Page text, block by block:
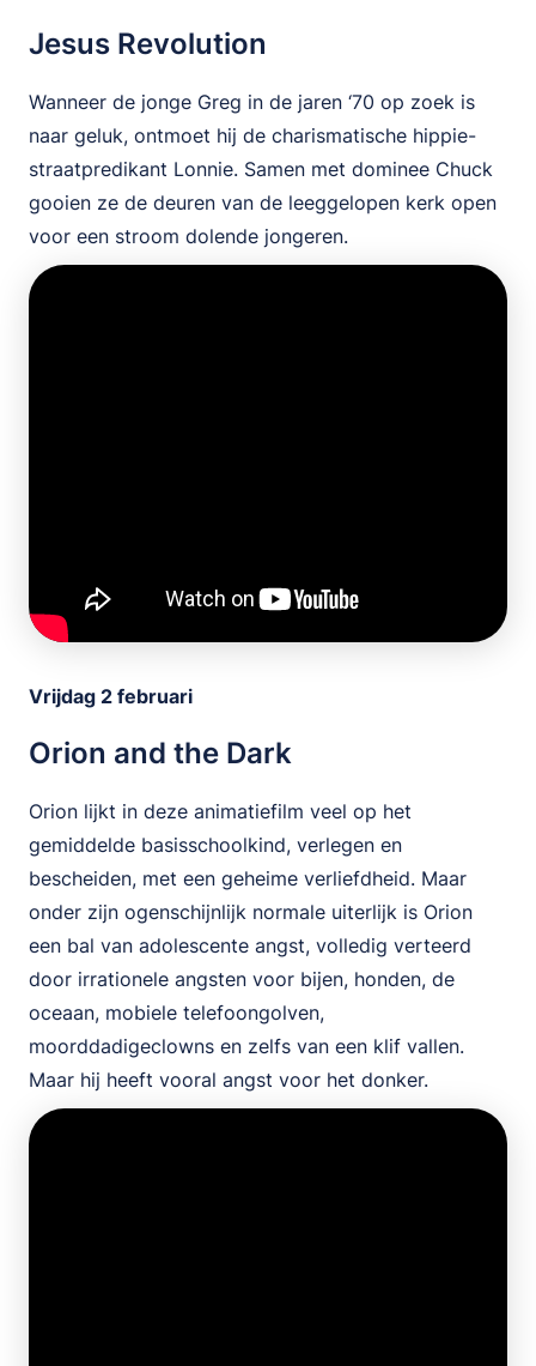
Jesus Revolution
Wanneer de jonge Greg in de jaren ‘70 op zoek is
naar geluk, ontmoet hij de charismatische hippie-
straatpredikant Lonnie. Samen met dominee Chuck
gooien ze de deuren van de leeggelopen kerk open
voor een stroom dolende jongeren.
Vrijdag 2 februari
Orion and the Dark
Orion lijkt in deze animatiefilm veel op het
gemiddelde basisschoolkind, verlegen en
bescheiden, met een geheime verliefdheid. Maar
onder zijn ogenschijnlijk normale uiterlijk is Orion
een bal van adolescente angst, volledig verteerd
door irrationele angsten voor bijen, honden, de
oceaan, mobiele telefoongolven,
moorddadigeclowns en zelfs van een klif vallen.
Maar hij heeft vooral angst voor het donker.